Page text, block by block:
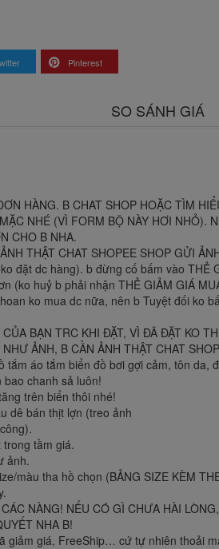
Pinterest
SO SÁNH GIÁ
HÀNG. B CHAT SHOP HOẶC TÌM
NHÉ (VÌ FORM BỘ NÀY HƠI NHỎ).
CHO B NHA.
THẬT CHAT SHOPEE SHOP GỬI
đặt dc hàng). b đừng cố bấm vào THẺ
(ko huỷ b phải nhận THẺ GIẢM GIÁ
ko mua dc nữa, nên b Tuyệt đối ko
BẠN TRC KHI ĐẶT, VÌ ĐÃ ĐẶT KO
ẢNH, B CẦN ẢNH THẬT CHAT
tắm áo tắm biển đồ bơi gợi cảm, tôn da,
chanh sả luôn!
trên biển thôi nhé!
dê bán thịt lợn (treo ảnh
tầm giá.
ảnh.
màu tha hồ chọn (BẢNG SIZE KÈM
NÀNG! NẾU CÓ GÌ CHƯA HÀI
NHA B!
giảm giá, FreeShip… cứ tự nhiên thoải